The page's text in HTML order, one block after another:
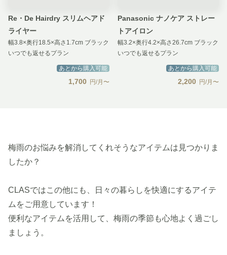
Re・De Hairdry スリムヘアド
ライヤー
幅3.8×奥行18.5×高さ1.7cm ブラック
いつでも返せるプラン
あとから購入可能
1,700 円/月〜
Panasonic ナノケア ストレー
トアイロン
幅3.2×奥行4.2×高さ26.7cm ブラック
いつでも返せるプラン
あとから購入可能
2,200 円/月〜
梅雨のお悩みを解消してくれそうなアイテムは見つかりま
したか？
CLASではこの他にも、日々の暮らしを快適にするアイテ
ムをご用意しています！
便利なアイテムを活用して、梅雨の季節も心地よく過ごし
ましょう。